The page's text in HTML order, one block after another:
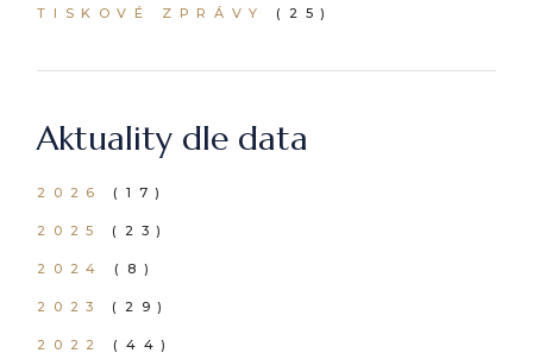
TISKOVÉ ZPRÁVY (25)
Aktuality dle data
2026 (17)
2025 (23)
2024 (8)
2023 (29)
2022 (44)